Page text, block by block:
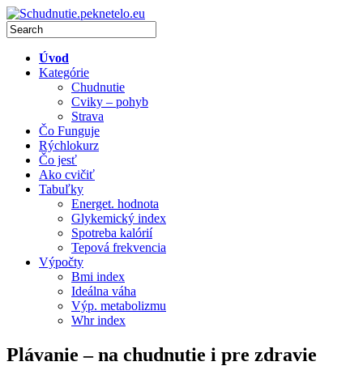
Úvod
Kategórie
Chudnutie
Cviky – pohyb
Strava
Čo Funguje
Rýchlokurz
Čo jesť
Ako cvičiť
Tabuľky
Energet. hodnota
Glykemický index
Spotreba kalórií
Tepová frekvencia
Výpočty
Bmi index
Ideálna váha
Výp. metabolizmu
Whr index
Plávanie – na chudnutie i pre zdravie